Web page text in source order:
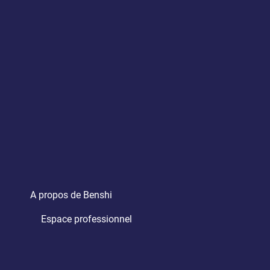
A propos de Benshi
Espace professionnel